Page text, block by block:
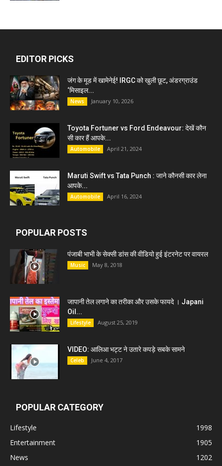
EDITOR PICKS
जंग के मूड में खामेनेई! IRGC को खुली छूट, अंडरग्राउंड
‘मिसाइल...
News January 10, 2026
Toyota Fortuner vs Ford Endeavour: देखें कौन
सी कार हैं आपके...
Automobile April 21, 2024
Maruti Swift vs Tata Punch : जाने कौनसी कार लेना
आपके...
Automobile April 16, 2024
POPULAR POSTS
पंजाबी भाभी के सेक्सी डांस की वीडियो हुई इंटरनेट पर वायरल
Music May 8, 2018
जापानी तेल लगाने का तरीका और उसके फायदे । Japani
Oil...
Lifestyle August 25, 2019
VIDEO: आलिआ भट्ट ने उतारे कपड़े सबके सामने
Celeb June 4, 2017
POPULAR CATEGORY
Lifestyle
1998
Entertainment
1905
News
1202